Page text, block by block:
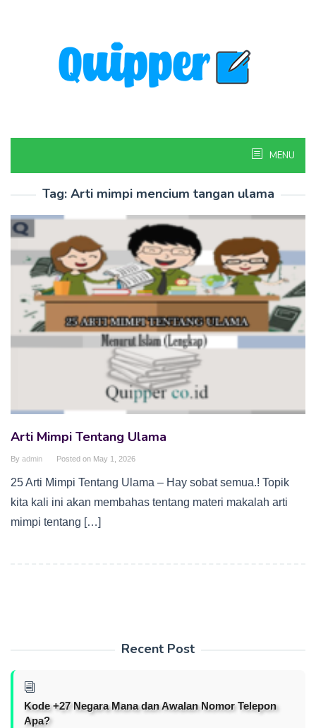
MENU
Tag: Arti mimpi mencium tangan ulama
Arti Mimpi Tentang Ulama
By admin Posted on May 1, 2026
25 Arti Mimpi Tentang Ulama – Hay sobat semua.! Topik
kita kali ini akan membahas tentang materi makalah arti
mimpi tentang […]
Recent Post
Kode +27 Negara Mana dan Awalan Nomor Telepon
Apa?